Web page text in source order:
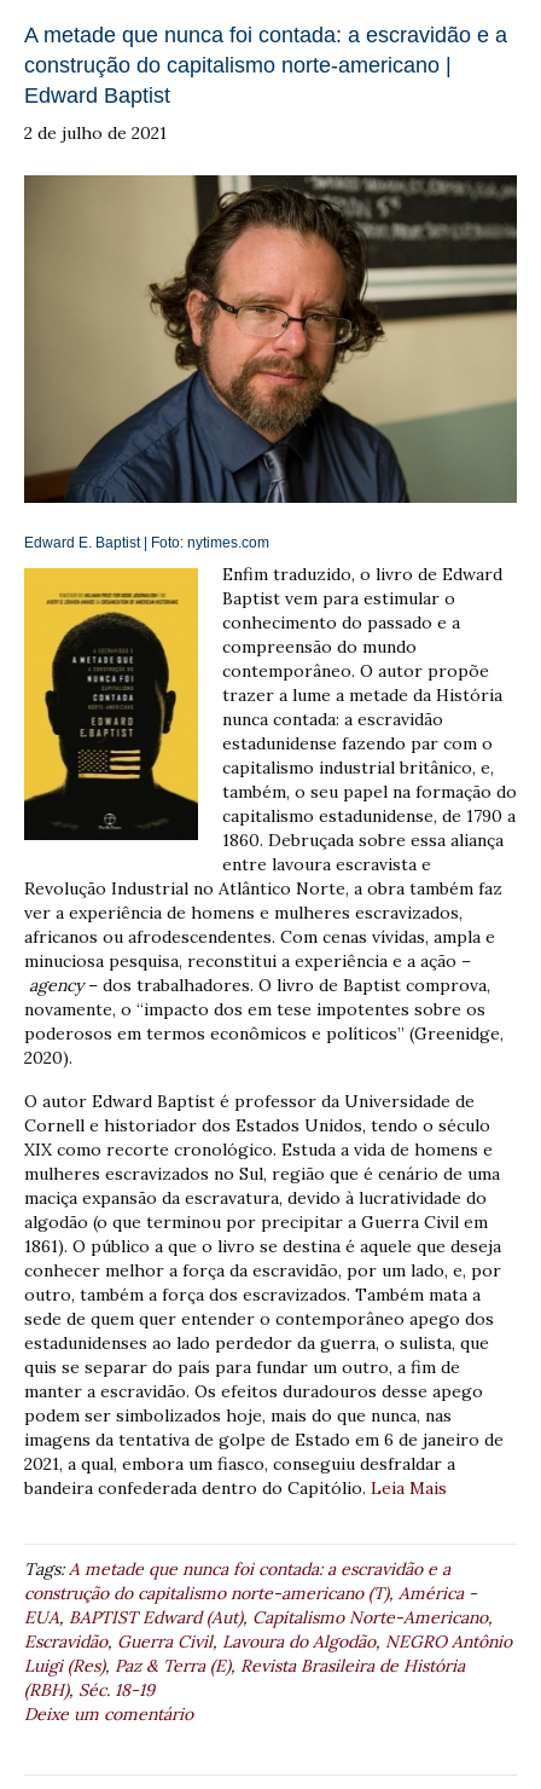
A metade que nunca foi contada: a escravidão e a
construção do capitalismo norte-americano |
Edward Baptist
2 de julho de 2021
Edward E. Baptist | Foto: nytimes.com
Enfim traduzido, o livro de Edward
Baptist vem para estimular o
conhecimento do passado e a
compreensão do mundo
contemporâneo. O autor propõe
trazer a lume a metade da História
nunca contada: a escravidão
estadunidense fazendo par com o
capitalismo industrial britânico, e,
também, o seu papel na formação do
capitalismo estadunidense, de 1790 a
1860. Debruçada sobre essa aliança
entre lavoura escravista e
Revolução Industrial no Atlântico Norte, a obra também faz
ver a experiência de homens e mulheres escravizados,
africanos ou afrodescendentes. Com cenas vívidas, ampla e
minuciosa pesquisa, reconstitui a experiência e a ação –
agency– dos trabalhadores. O livro de Baptist comprova,
novamente, o “impacto dos em tese impotentes sobre os
poderosos em termos econômicos e políticos” (Greenidge,
2020).
O autor Edward Baptist é professor da Universidade de
Cornell e historiador dos Estados Unidos, tendo o século
XIX como recorte cronológico. Estuda a vida de homens e
mulheres escravizados no Sul, região que é cenário de uma
maciça expansão da escravatura, devido à lucratividade do
algodão (o que terminou por precipitar a Guerra Civil em
1861). O público a que o livro se destina é aquele que deseja
conhecer melhor a força da escravidão, por um lado, e, por
outro, também a força dos escravizados. Também mata a
sede de quem quer entender o contemporâneo apego dos
estadunidenses ao lado perdedor da guerra, o sulista, que
quis se separar do país para fundar um outro, a fim de
manter a escravidão. Os efeitos duradouros desse apego
podem ser simbolizados hoje, mais do que nunca, nas
imagens da tentativa de golpe de Estado em 6 de janeiro de
2021, a qual, embora um fiasco, conseguiu desfraldar a
bandeira confederada dentro do Capitólio. Leia Mais
Tags:A metade que nunca foi contada: a escravidão e a
construção do capitalismo norte-americano (T), América -
EUA, BAPTIST Edward (Aut), Capitalismo Norte-Americano,
Escravidão, Guerra Civil, Lavoura do Algodão, NEGRO Antônio
Luigi (Res), Paz & Terra (E), Revista Brasileira de História
(RBH), Séc. 18-19
Deixe um comentário